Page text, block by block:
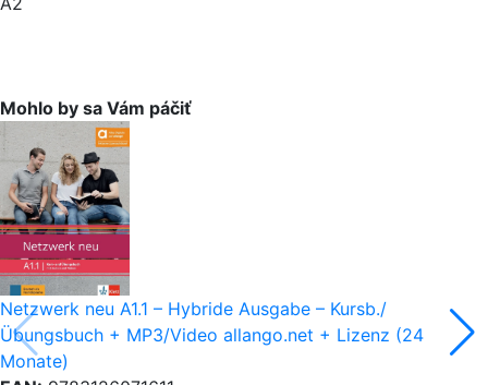
Mohlo by sa Vám páčiť
Netzwerk neu A1.1 – Hybride Ausgabe – Kursb./
Übungsbuch + MP3/Video allango.net + Lizenz (24
Monate)